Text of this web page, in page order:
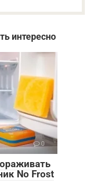
интересно
0
No Frost